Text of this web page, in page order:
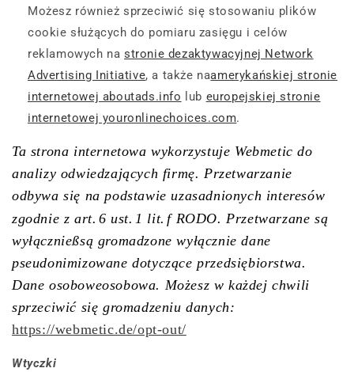
Możesz również sprzeciwić się stosowaniu plików
cookie służących do pomiaru zasięgu i celów
reklamowych na stronie dezaktywacyjnej Network
Advertising Initiative, a także naamerykańskiej stronie
internetowej aboutads.info lub europejskiej stronie
internetowej youronlinechoices.com.
Ta strona internetowa wykorzystuje Webmetic do
analizy odwiedzających firmę. Przetwarzanie
odbywa się na podstawie uzasadnionych interesów
zgodnie z art. 6 ust. 1 lit. f RODO. Przetwarzane są
wyłącznießsą gromadzone wyłącznie dane
pseudonimizowane dotyczące przedsiębiorstwa.
Dane osoboweosobowa. Możesz w każdej chwili
sprzeciwić się gromadzeniu danych:
https://webmetic.de/opt-out/
Wtyczki